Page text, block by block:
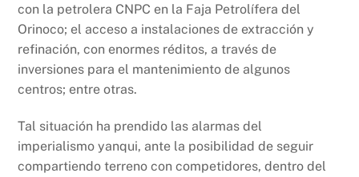
con la petrolera CNPC en la Faja Petrolífera del
Orinoco; el acceso a instalaciones de extracción y
refinación, con enormes réditos, a través de
inversiones para el mantenimiento de algunos
centros; entre otras.
Tal situación ha prendido las alarmas del
imperialismo yanqui, ante la posibilidad de seguir
compartiendo terreno con competidores, dentro del